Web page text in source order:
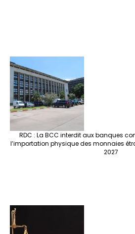
RDC : La BCC interdit aux banques
l’importation physique des monnaies
2027